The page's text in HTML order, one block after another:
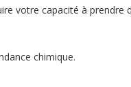
votre capacité à prendre
chimique.